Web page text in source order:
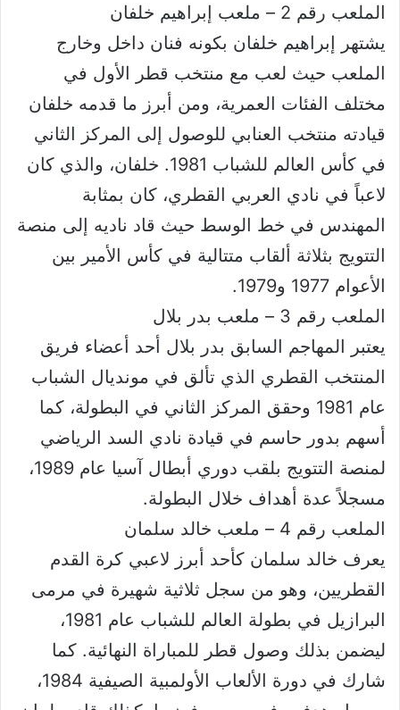
الملعب رقم 2 – ملعب إبراهيم خلفان
يشتهر إبراهيم خلفان بكونه فنان داخل وخارج
الملعب حيث لعب مع منتخب قطر الأول في
مختلف الفئات العمرية، ومن أبرز ما قدمه خلفان
قيادته منتخب العنابي للوصول إلى المركز الثاني
في كأس العالم للشباب 1981. خلفان، والذي كان
لاعباً في نادي العربي القطري، كان بمثابة
المهندس في خط الوسط حيث قاد ناديه إلى منصة
التتويج بثلاثة ألقاب متتالية في كأس الأمير بين
الأعوام 1977 و1979.
الملعب رقم 3 – ملعب بدر بلال
يعتبر المهاجم السابق بدر بلال أحد أعضاء فريق
المنتخب القطري الذي تألق في مونديال الشباب
عام 1981 وحقق المركز الثاني في البطولة، كما
أسهم بدور حاسم في قيادة نادي السد الرياضي
لمنصة التتويج بلقب دوري أبطال آسيا عام 1989،
مسجلاً عدة أهداف خلال البطولة.
الملعب رقم 4 – ملعب خالد سلمان
يعرف خالد سلمان كأحد أبرز لاعبي كرة القدم
القطريين، وهو من سجل ثلاثية شهيرة في مرمى
البرازيل في بطولة العالم للشباب عام 1981،
ليضمن بذلك وصول قطر للمباراة النهائية. كما
شارك في دورة الألعاب الأولمبية الصيفية 1984،